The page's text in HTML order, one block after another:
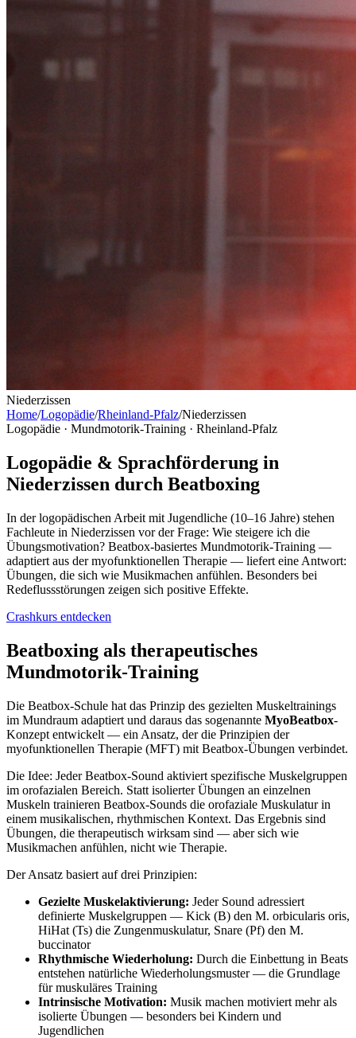
Niederzissen
Home/Logopädie/Rheinland-Pfalz/Niederzissen
Logopädie · Mundmotorik-Training · Rheinland-Pfalz
Logopädie & Sprachförderung in
Niederzissen durch Beatboxing
In der logopädischen Arbeit mit Jugendliche (10–16 Jahre) stehen
Fachleute in Niederzissen vor der Frage: Wie steigere ich die
Übungsmotivation? Beatbox-basiertes Mundmotorik-Training —
adaptiert aus der myofunktionellen Therapie — liefert eine Antwort:
Übungen, die sich wie Musikmachen anfühlen. Besonders bei
Redeflussstörungen zeigen sich positive Effekte.
Crashkurs entdecken
Beatboxing als therapeutisches
Mundmotorik-Training
Die Beatbox-Schule hat das Prinzip des gezielten Muskeltrainings
im Mundraum adaptiert und daraus das sogenannte MyoBeatbox-
Konzept entwickelt — ein Ansatz, der die Prinzipien der
myofunktionellen Therapie (MFT) mit Beatbox-Übungen verbindet.
Die Idee: Jeder Beatbox-Sound aktiviert spezifische Muskelgruppen
im orofazialen Bereich. Statt isolierter Übungen an einzelnen
Muskeln trainieren Beatbox-Sounds die orofaziale Muskulatur in
einem musikalischen, rhythmischen Kontext. Das Ergebnis sind
Übungen, die therapeutisch wirksam sind — aber sich wie
Musikmachen anfühlen, nicht wie Therapie.
Der Ansatz basiert auf drei Prinzipien:
Gezielte Muskelaktivierung: Jeder Sound adressiert
definierte Muskelgruppen — Kick (B) den M. orbicularis oris,
HiHat (Ts) die Zungenmuskulatur, Snare (Pf) den M.
buccinator
Rhythmische Wiederholung: Durch die Einbettung in Beats
entstehen natürliche Wiederholungsmuster — die Grundlage
für muskuläres Training
Intrinsische Motivation: Musik machen motiviert mehr als
isolierte Übungen — besonders bei Kindern und
Jugendlichen